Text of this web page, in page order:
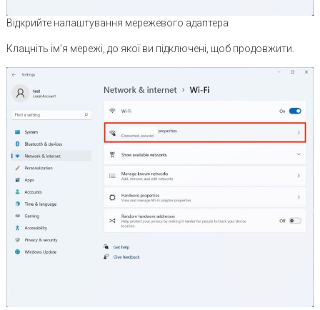
Відкрийте налаштування мережевого адаптера
Клацніть ім’я мережі, до якої ви підключені, щоб продовжити.